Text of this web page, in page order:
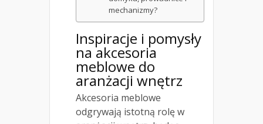
mechanizmy?
Inspiracje i pomysły
na akcesoria
meblowe do
aranżacji wnętrz
Akcesoria meblowe
odgrywają istotną rolę w